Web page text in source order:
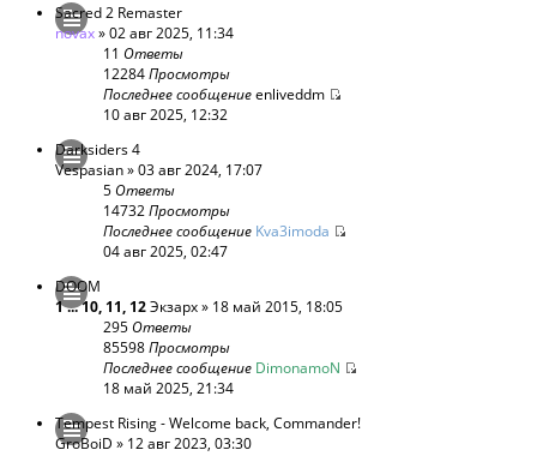
Sacred 2 Remaster
novax» 02 авг 2025, 11:34
11 Ответы
12284Просмотры
Последнее сообщениеenliveddm
10 авг 2025, 12:32
Darksiders 4
Vespasian» 03 авг 2024, 17:07
5Ответы
14732Просмотры
Последнее сообщение Kva3imoda
04 авг 2025, 02:47
DOOM
1...10, 11, 12Экзарх» 18 май 2015, 18:05
295Ответы
85598Просмотры
Последнее сообщение DimonamoN
18 май 2025, 21:34
Tempest Rising - Welcome back, Commander!
GroBoiD » 12 авг 2023, 03:30